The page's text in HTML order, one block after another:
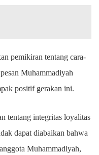
pemikiran tentang cara-
Muhammadiyah
positif gerakan ini.
tentang integritas loyalitas
dapat diabaikan bahwa
Muhammadiyah,